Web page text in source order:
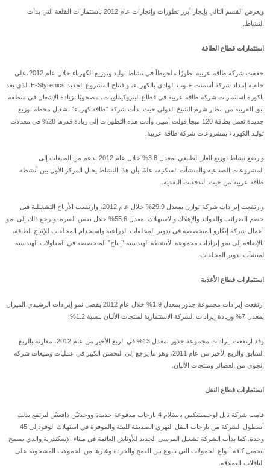
ويعرض القسم التالي بإيجاز أبرز تطورات وإنجازات عام 2012 باستثمارات القلعة التي بدأت
النشاط.
استثمارات قطاع الطاقة
حققت شركة طاقة عربية تطورًا ملحوظاً في نشاط توليد وتوزيع الكهرباء خلال عام 2012،على
خلفية إمداد شركة أسمنت جنوب الوادي بالكهرباء، وافتتاح المشروع الجديد E-Styrenics الذي يعد
باكورة استثمارات شركة طاقة عربية في قطاع البتروكيماويات، مصحوبًا بزيادة الإشغال في منطقة
نبق القريبة من مطار شرم الشيخ الدولي حيث بدأت شركة “طاقة كهرباء” تشغيل محطة توزيع
جديدة تعمل بطاقة 120 ميجا فولت أمبير. وأدت هذه التطورات إلى زيادة قدرها 28% في معدلات
توليد الكهرباء بمشروعات شركة طاقة عربية.
وارتفع نشاط توزيع الغاز الطبيعي بمعدل 3.8% خلال عام 2012 بدعم من المبيعات إلى
المشروعات الصناعية والمنشآت السكنية، علمًا بأن هذا النشاط يحتل المركز الأول بين أنشطة
طاقة عربية من حيث التدفقات النقدية.
وارتفعت إيرادات شركة توازن بمعدل 29.9% خلال عام 2012، وارتفعت الأرباح التشغيلية قبل
خصم الضرائب والفوائد والإهلاك والاستهلاك بمعدل 55.6% خلال نفس الفترة. ويرجع ذلك إلى نمو
أعمال شركة إيكارو المتخصصة في تدوير المخلفات الزراعية واستخدام المخلفات للإنتاج الطاقة،
بالإضافة إلى نمو إيرادات مجموعة الأنشطة الهندسية “إنتاج” المتخصصة في المقاولات الهندسية
لمنشآت تدوير المخلفات.
استثمارات قطاع الأغذية
ارتفعت إيرادات مجموعة جذور بمعدل 1.9% خلال عام 2012 بفضل نمو إيرادات الرشيدي الميزان
بمعدل 7% وزيادة إيرادات الشركة الاستثمارية لمنتجات الألبان بنسبة 1.2%.
وقد ارتفعت إيرادات مجموعة جذور بمعدل 13% في الربع الأخير من عام 2012، مقارنة بالربع
السابق والربع الأخير من عام 2011، وهو ما يرجع إلى التحسن الكبير في عمليات ومبيعات شركة
إنجوي من العصائر ومنتجات الألبان.
استثمارات قطاع النقل
قامت شركة نايل لوجيستيكس باستلام 4 بارجات مدفوعة جديدة ووحدتيْن دافعتيْن ليرتفع بذلك
أسطول الشركة من بارجات النقل النهري الصديقة للبيئة والموفرة في استهلاك الوقودإلى 45
وحدة. كما بدأت الشركة تشغيل المرسى الجديد للأوناش العائمة في ميناء الإسكندرية والذي يسمح
بتحميل كافة أنواع الحمولات التي تتنوع بين القمح والخردة وغيرها من الحمولات المشحونة على
الناقلات العملاقة.